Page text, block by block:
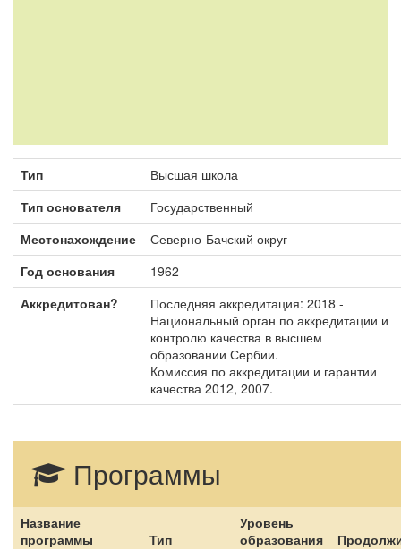
Тип
Высшая школа
Тип основателя
Государственный
Местонахождение
Северно-Бачский округ
Год основания
1962
Аккредитован?
Последняя аккредитация: 2018 -
Национальный орган по аккредитации и
контролю качества в высшем
образовании Сербии.
Комиссия по аккредитации и гарантии
качества 2012, 2007.
Программы
Название
программы
Тип
Уровень
образования